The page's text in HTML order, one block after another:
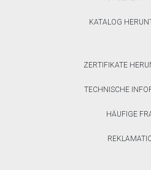
KATALOG
ZERTIFIKATE
TECHNISCHE
HÄUFIGE